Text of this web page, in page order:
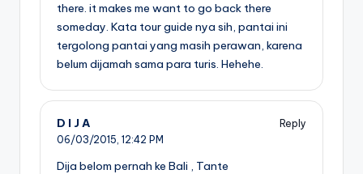
there. it makes me want to go back there
someday. Kata tour guide nya sih, pantai ini
tergolong pantai yang masih perawan, karena
belum dijamah sama para turis. Hehehe.
D I J A
Reply
06/03/2015, 12:42 PM
Dija belom pernah ke Bali , Tante